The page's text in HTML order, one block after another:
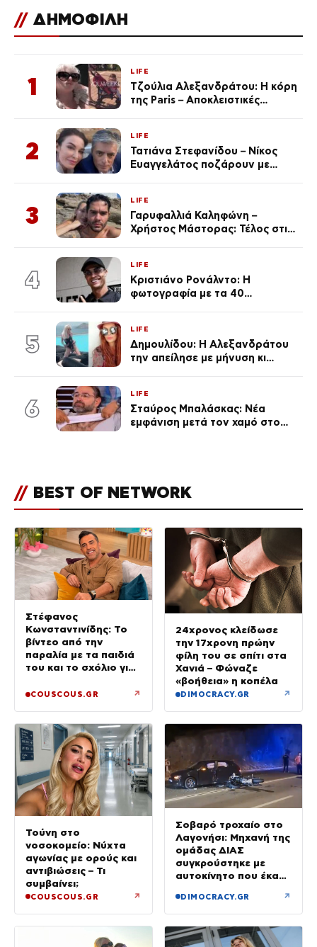
// ΔΗΜΟΦΙΛΗ
1
LIFE
Τζούλια Αλεξανδράτου: Η κόρη
της Paris – Αποκλειστικές
2
LIFE
Τατιάνα Στεφανίδου – Νίκος
Ευαγγελάτος ποζάρουν με
3
LIFE
Γαρυφαλλιά Καληφώνη –
Χρήστος Μάστορας: Τέλος στις
4
LIFE
Κριστιάνο Ρονάλντο: Η
φωτογραφία με τα 40
εκ. likes
5
LIFE
Δημουλίδου: Η Αλεξανδράτου
την απείλησε με μήνυση κι
ποια είσαι σοκαρίστικα»
6
LIFE
Σταύρος Μπαλάσκας: Νέα
εμφάνιση μετά τον χαμό στο
// BEST OF NETWORK
Στέφανος
Κωνσταντινίδης: Το
βίντεο από την
παραλία με τα παιδιά
του και το σχόλιο για
COUSCOUS.GR ↗
24χρονος κλείδωσε
την 17χρονη πρώην
φίλη του σε σπίτι στα
Χανιά – Φώναζε
«βοήθεια» η κοπέλα
DIMOCRACY.GR ↗
Τούνη στο
νοσοκομείο: Νύχτα
αγωνίας με ορούς και
αντιβιώσεις – Τι
συμβαίνει;
COUSCOUS.GR ↗
Σοβαρό τροχαίο στο
Λαγονήσι: Μηχανή της
ομάδας ΔΙΑΣ
συγκρούστηκε με
αυτοκίνητο που έκανε
αστυνομικοί
τραυματίες, βίντεο
DIMOCRACY.GR ↗